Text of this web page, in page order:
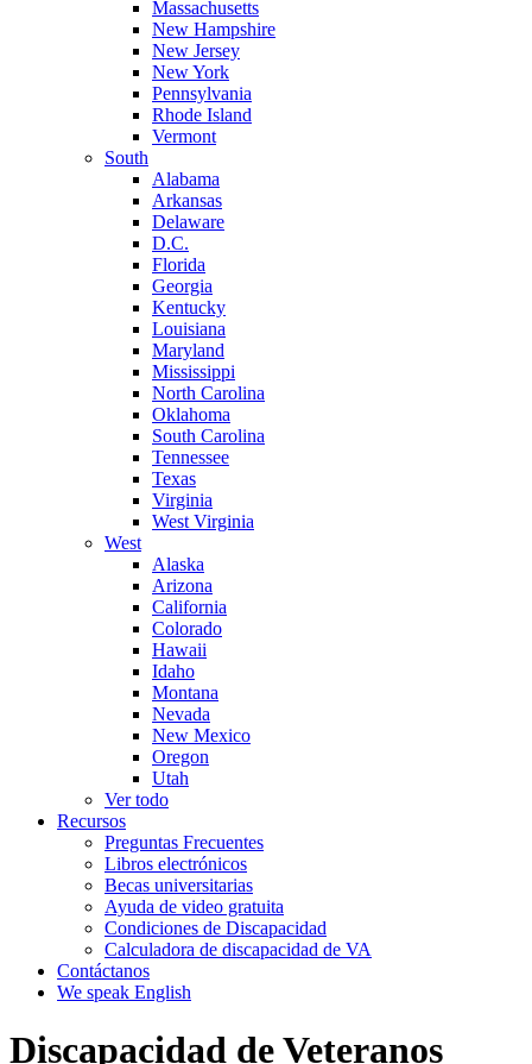
Massachusetts
New Hampshire
New Jersey
New York
Pennsylvania
Rhode Island
Vermont
South
Alabama
Arkansas
Delaware
D.C.
Florida
Georgia
Kentucky
Louisiana
Maryland
Mississippi
North Carolina
Oklahoma
South Carolina
Tennessee
Texas
Virginia
West Virginia
West
Alaska
Arizona
California
Colorado
Hawaii
Idaho
Montana
Nevada
New Mexico
Oregon
Utah
Ver todo
Recursos
Preguntas Frecuentes
Libros electrónicos
Becas universitarias
Ayuda de video gratuita
Condiciones de Discapacidad
Calculadora de discapacidad de VA
Contáctanos
We speak English
Discapacidad de Veteranos